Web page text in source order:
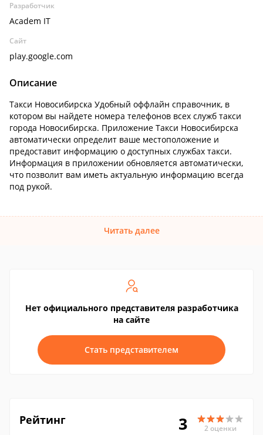
Разработчик
Academ IT
Сайт
play.google.com
Описание
Такси Новосибирска Удобный оффлайн справочник, в
котором вы найдете номера телефонов всех служб такси
города Новосибирска. Приложение Такси Новосибирска
автоматически определит ваше местоположение и
предоставит информацию о доступных службах такси.
Информация в приложении обновляется автоматически,
что позволит вам иметь актуальную информацию всегда
под рукой.
Читать далее
Нет официального представителя разработчика
на сайте
Стать представителем
Рейтинг 3 2 оценки